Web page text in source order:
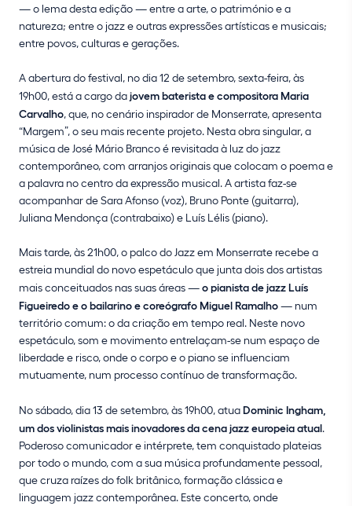
— o lema desta edição — entre a arte, o património e a
natureza; entre o jazz e outras expressões artísticas e musicais;
entre povos, culturas e gerações.
A abertura do festival, no dia 12 de setembro, sexta-feira, às
19h00, está a cargo dajovem baterista e compositora Maria
Carvalho, que, no cenário inspirador de Monserrate, apresenta
“Margem”, o seu mais recente projeto. Nesta obra singular, a
música de José Mário Branco é revisitada à luz do jazz
contemporâneo, com arranjos originais que colocam o poema e
a palavra no centro da expressão musical. A artista faz-se
acompanhar de Sara Afonso (voz), Bruno Ponte (guitarra),
Juliana Mendonça (contrabaixo) e Luís Lélis (piano).
Mais tarde, às 21h00, o palco do Jazz em Monserrate recebe a
estreia mundial do novo espetáculo que junta dois dos artistas
mais conceituados nas suas áreas —o pianista de jazz Luís
Figueiredo e o bailarino e coreógrafo Miguel Ramalho— num
território comum: o da criação em tempo real. Neste novo
espetáculo, som e movimento entrelaçam-se num espaço de
liberdade e risco, onde o corpo e o piano se influenciam
mutuamente, num processo contínuo de transformação.
No sábado, dia 13 de setembro, às 19h00, atuaDominic Ingham,
um dos violinistas mais inovadores da cena jazz europeia atual.
Poderoso comunicador e intérprete, tem conquistado plateias
por todo o mundo, com a sua música profundamente pessoal,
que cruza raízes do folk britânico, formação clássica e
linguagem jazz contemporânea. Este concerto, onde